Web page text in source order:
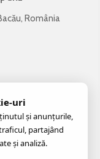
România
uri
și anunțurile,
partajând
și analiză.